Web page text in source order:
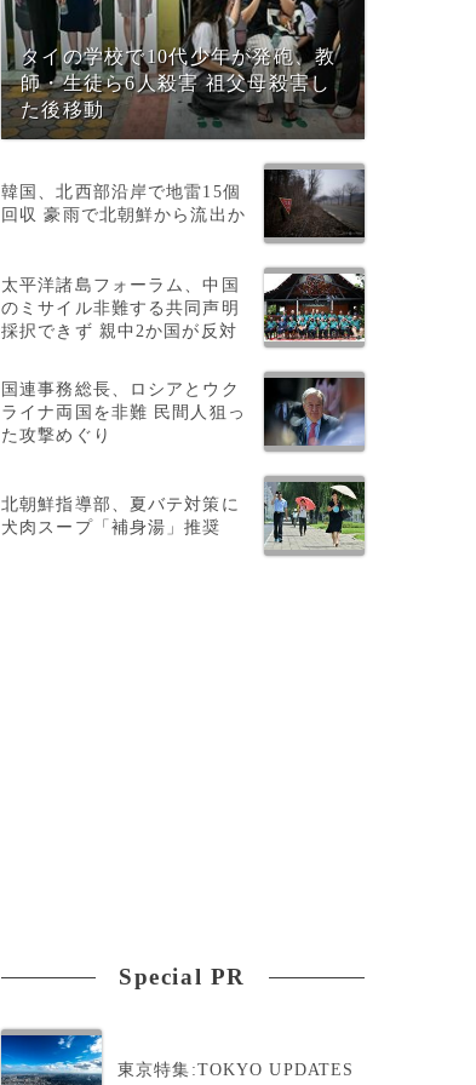
タイの学校で10代少年が発砲、教
師・生徒ら6人殺害 祖父母殺害し
た後移動
韓国、北西部沿岸で地雷15個
回収 豪雨で北朝鮮から流出か
太平洋諸島フォーラム、中国
のミサイル非難する共同声明
採択できず 親中2か国が反対
国連事務総長、ロシアとウク
ライナ両国を非難 民間人狙っ
た攻撃めぐり
北朝鮮指導部、夏バテ対策に
犬肉スープ「補身湯」推奨
Special PR
東京特集:TOKYO UPDATES